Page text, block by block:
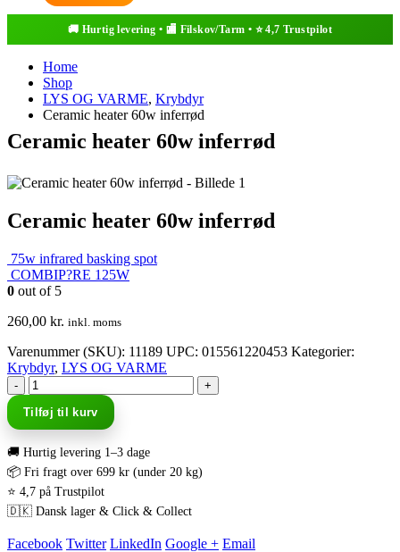
Home
Shop
LYS OG VARME, Krybdyr
Ceramic heater 60w inferrød
Ceramic heater 60w inferrød
Ceramic heater 60w inferrød
75w infrared basking spot
COMBIP?RE 125W
0 out of 5
260,00 kr. inkl. moms
Varenummer (SKU): 11189 UPC: 015561220453 Kategorier:
Krybdyr, LYS OG VARME
-
+
Tilføj til kurv
🚚 Hurtig levering 1–3 dage
📦 Fri fragt over 699 kr (under 20 kg)
⭐ 4,7 på Trustpilot
🇩🇰 Dansk lager & Click & Collect
Facebook Twitter LinkedIn Google + Email